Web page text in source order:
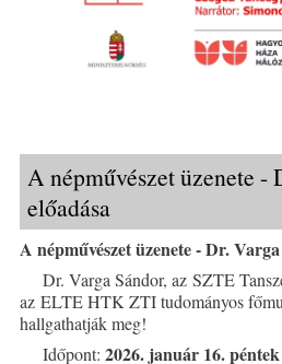
A népművészet üzenete -
előadása
A népművészet üzenete - Dr.
Dr. Varga Sándor, az SZTE
az ELTE HTK ZTI tudományos
hallgathatják meg!
Időpont: 2026. január 16.